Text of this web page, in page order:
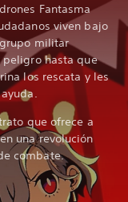
Fantasma
viven bajo
militar
peligro hasta que
los rescata y les
que ofrece a
una revolución
combate.